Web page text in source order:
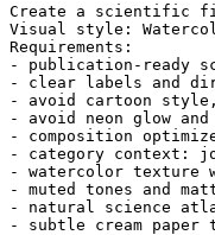
Create a scientific
Visual style:
Requirements:
- publication-ready
- clear labels and
- avoid cartoon
- avoid neon glow
- composition
- category context:
- watercolor texture
- muted tones and
- natural science
- subtle cream paper